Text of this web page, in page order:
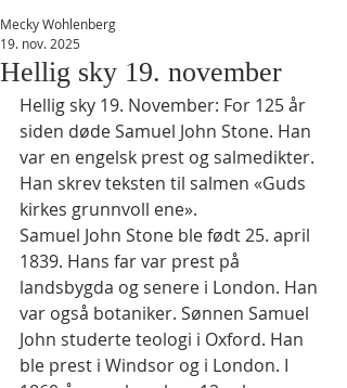
Hellig sky 19. november
Mecky Wohlenberg
19. nov. 2025
Hellig sky 19. November: For 125 år
siden døde Samuel John Stone. Han
var en engelsk prest og salmedikter.
Han skrev teksten til salmen «Guds
kirkes grunnvoll ene».
Samuel John Stone ble født 25. april
1839. Hans far var prest på
landsbygda og senere i London. Han
var også botaniker. Sønnen Samuel
John studerte teologi i Oxford. Han
ble prest i Windsor og i London. I